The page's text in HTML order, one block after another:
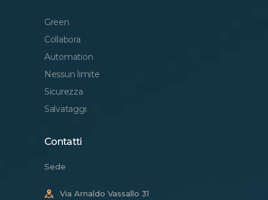
Green
Collabora
Automation
Nessun limite
Sicurezza
Salvataggi
Contatti
Sede
Via Arnaldo Vassallo 31